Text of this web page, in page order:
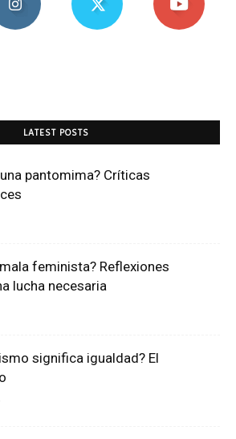
LATEST POSTS
pantomima? Críticas
feminista? Reflexiones
lucha necesaria
significa igualdad? El